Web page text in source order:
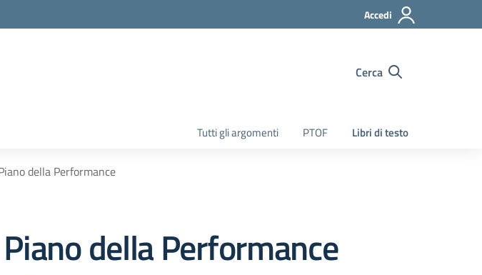
Accedi
Cerca
Tutti gli argomenti PTOF Libri di testo
della Performance
Piano della Performance